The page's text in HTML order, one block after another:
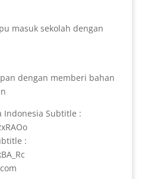
masuk sekolah dengan
dengan memberi bahan
Indonesia Subtitle :
: